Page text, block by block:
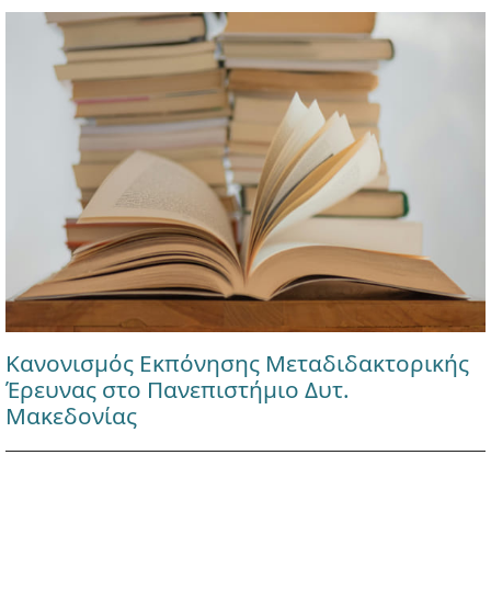
Κανονισμός Εκπόνησης Μεταδιδακτορικής
Έρευνας στο Πανεπιστήμιο Δυτ.
Μακεδονίας